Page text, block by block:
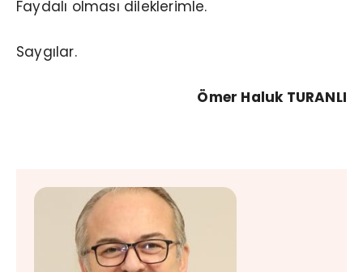
Faydalı olması dileklerimle.
Saygılar.
Ömer Haluk TURANLI